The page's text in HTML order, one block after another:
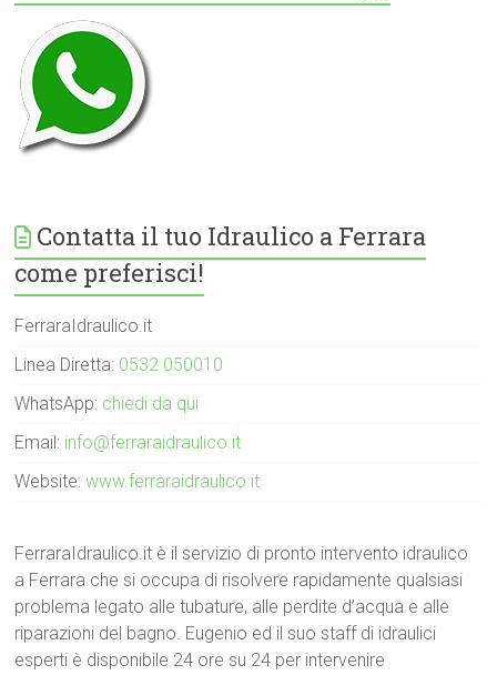
Contatta il tuo Idraulico a Ferrara
come preferisci!
FerraraIdraulico.it
Linea Diretta: 0532 050010
WhatsApp: chiedi da qui
Email: info@ferraraidraulico.it
Website:www.ferraraidraulico.it
FerraraIdraulico.it è il servizio di pronto intervento idraulico
a Ferrara che si occupa di risolvere rapidamente qualsiasi
problema legato alle tubature, alle perdite d’acqua e alle
riparazioni del bagno. Eugenio ed il suo staff di idraulici
esperti è disponibile 24 ore su 24 per intervenire